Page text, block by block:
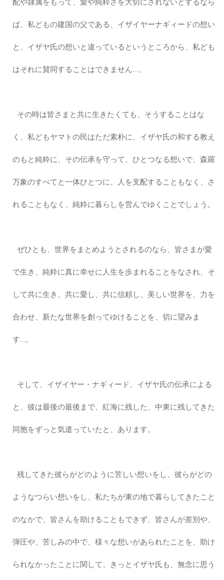
ば、私どもの建国の父である、イザイヤーナギィードの想い
と、イザヤ氏の想いと違っているというところから、私ども
はそれに賛同することはできません…。
その時は皆さまと共に生きたくても、そうすることはな
く、私どもヤマトの民はただ素朴に、イザヤ氏の和する教え
のもと純粋に、その伝承を守って、ひとつなる想いで、森羅
万象のすべてと一体ひとつに、人を支配することもなく、さ
れることもなく、純粋に暮らしを営んでゆくことでしょう。
ぜひとも、世界をまとめようとされるのなら、皆さまが愛
で生き、純粋に真に幸せに人生を歩まれることをなされ、そ
して共に生き、共に愛し、共に信頼し、美しい世界を、力を
合わせ、新たな世界を創ってゆけることを、切に望みま
す…。
そして、イザイヤー・ナギィード、イザヤ氏の伝承による
と、彼は最後の最後まで、紅海に残した、中東に残してきた
同胞をずっと気遣っていたと、あります。
残してきた彼らがどのように苦しい想いをし、彼らがどの
ようなつらい想いをし、私たちが東の地で暮らしてきたこと
のなかで、皆さんを助けることもできず、皆さんが差別や、
弾圧や、苦しみの中で、様々な想いがあられたことを、助け
られなかったことに関して、きっとイザヤ氏も、無念に思う